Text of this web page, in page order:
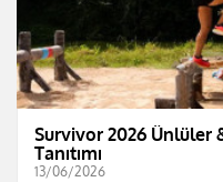
Survivor 2026 Ünlüler
Tanıtımı
13/06/2026